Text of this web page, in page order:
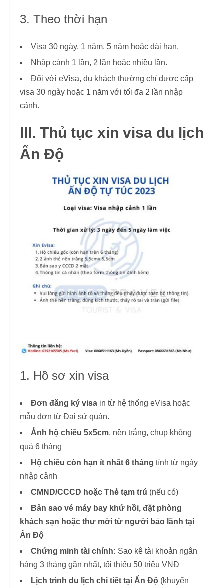
3. Theo thời hạn
Visa 30 ngày, 1 năm, 5 năm hoặc dài hạn.
Nhập cảnh 1 lần, 2 lần hoặc nhiều lần.
Đối với eVisa, du khách thường chỉ được cấp
visa 30 ngày hoặc 1 năm với tối đa 2 lần nhập
cảnh.
III. Thủ tục xin visa du lịch
Ấn Độ
1. Hồ sơ xin visa
Đơn đăng ký visa in từ hệ thống eVisa hoặc
mẫu đơn từ Đại sứ quán.
Ảnh hộ chiếu 5x5cm, nền trắng, chụp không
quá 6 tháng
Hộ chiếu còn hạn ít nhất 6 tháng tính từ ngày
nhập cảnh
CMND/CCCD hoặc Thẻ tạm trú (nếu có)
Bản sao vé máy bay khứ hồi, đặt phòng
khách sạn hoặc thư mời từ người bảo lãnh tại
Ấn Độ
Chứng minh tài chính: Sao kê tài khoản ngân
hàng 3 tháng gần nhất, tối thiểu 50 triệu VNĐ
Lịch trình du lịch chi tiết tại Ấn Độ (khuyến